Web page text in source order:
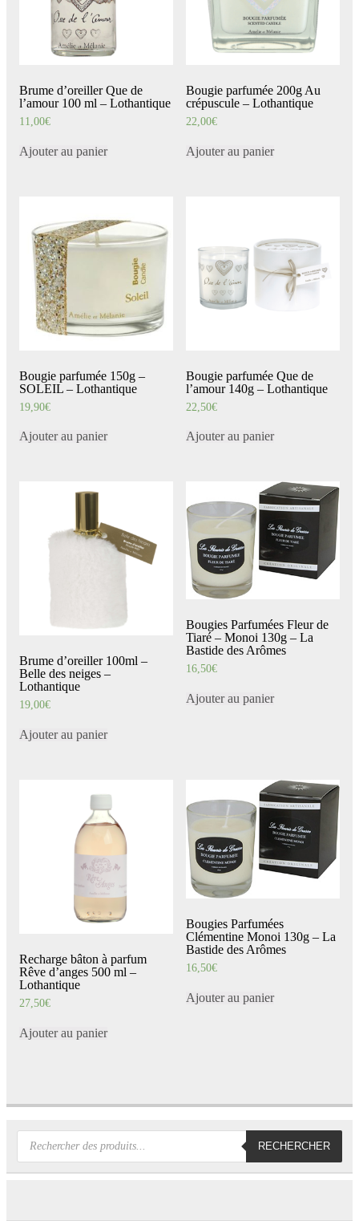
Brume d’oreiller Que de
l’amour 100 ml – Lothantique
11,00€
Ajouter au panier
Bougie parfumée 200g Au
crépuscule – Lothantique
22,00€
Ajouter au panier
Bougie parfumée 150g –
SOLEIL – Lothantique
19,90€
Ajouter au panier
Bougie parfumée Que de
l’amour 140g – Lothantique
22,50€
Ajouter au panier
Brume d’oreiller 100ml –
Belle des neiges –
Lothantique
19,00€
Ajouter au panier
Bougies Parfumées Fleur de
Tiaré – Monoi 130g – La
Bastide des Arômes
16,50€
Ajouter au panier
Recharge bâton à parfum
Rêve d’anges 500 ml –
Lothantique
27,50€
Ajouter au panier
Bougies Parfumées
Clémentine Monoi 130g – La
Bastide des Arômes
16,50€
Ajouter au panier
Recherche
produits
RECHERCHER